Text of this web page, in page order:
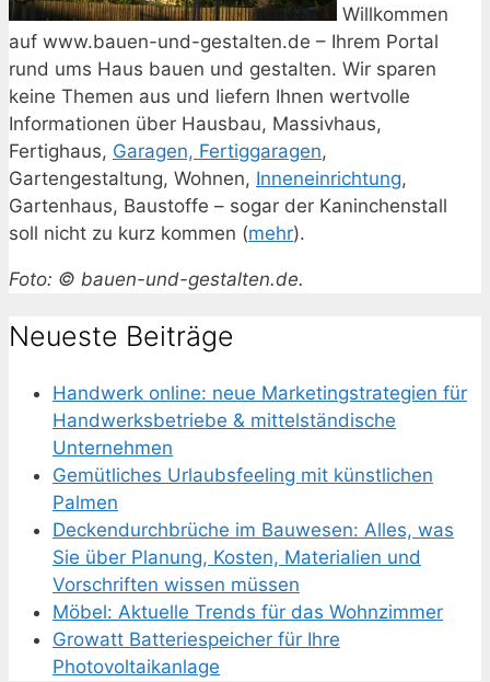
Willkommen
auf www.bauen-und-gestalten.de – Ihrem Portal
rund ums Haus bauen und gestalten. Wir sparen
keine Themen aus und liefern Ihnen wertvolle
Informationen über Hausbau, Massivhaus,
Fertighaus, Garagen, Fertiggaragen,
Gartengestaltung, Wohnen, Inneneinrichtung,
Gartenhaus, Baustoffe – sogar der Kaninchenstall
soll nicht zu kurz kommen (mehr).
Foto: © bauen-und-gestalten.de.
Neueste Beiträge
Handwerk online: neue Marketingstrategien für
Handwerksbetriebe & mittelständische
Unternehmen
Gemütliches Urlaubsfeeling mit künstlichen
Palmen
Deckendurchbrüche im Bauwesen: Alles, was
Sie über Planung, Kosten, Materialien und
Vorschriften wissen müssen
Möbel: Aktuelle Trends für das Wohnzimmer
Growatt Batteriespeicher für Ihre
Photovoltaikanlage